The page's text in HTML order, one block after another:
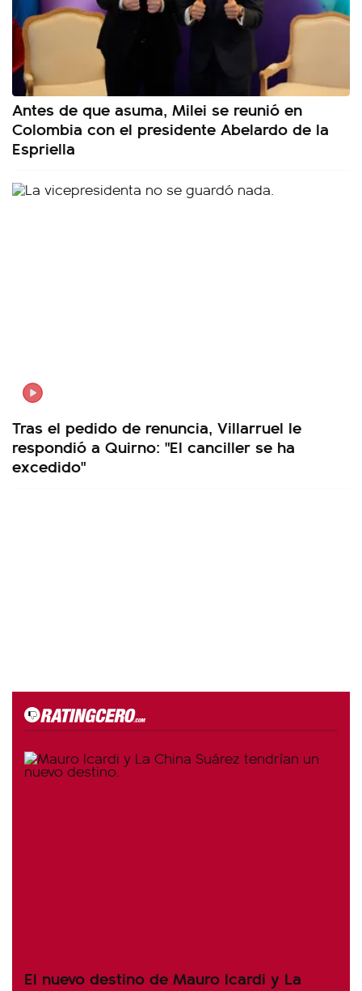
Antes de que asuma, Milei se reunió en
Colombia con el presidente Abelardo de la
Espriella
Tras el pedido de renuncia, Villarruel le
respondió a Quirno: "El canciller se ha
excedido"
El nuevo destino de Mauro Icardi y La